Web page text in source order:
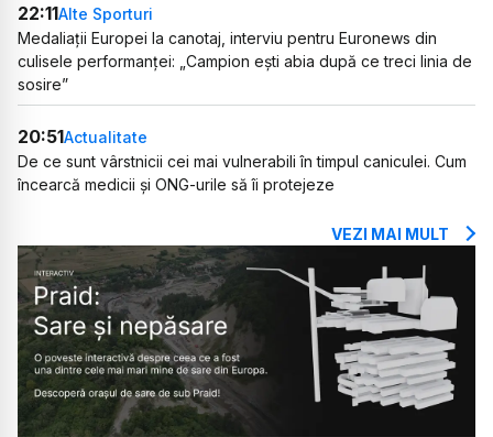
22:11Alte Sporturi
Medaliații Europei la canotaj, interviu pentru Euronews din
culisele performanței: „Campion ești abia după ce treci linia de
sosire”
20:51Actualitate
De ce sunt vârstnicii cei mai vulnerabili în timpul caniculei. Cum
încearcă medicii și ONG-urile să îi protejeze
VEZI MAI MULT